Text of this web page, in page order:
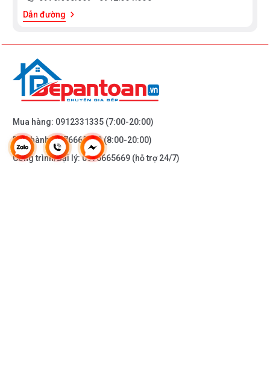
Dẫn đường
Mua hàng: 0912331335 (7:00-20:00)
Bảo hành:0976665669(8:00-20:00)
Công trình/Đại lý:0976665669 (hỗ trợ 24/7)